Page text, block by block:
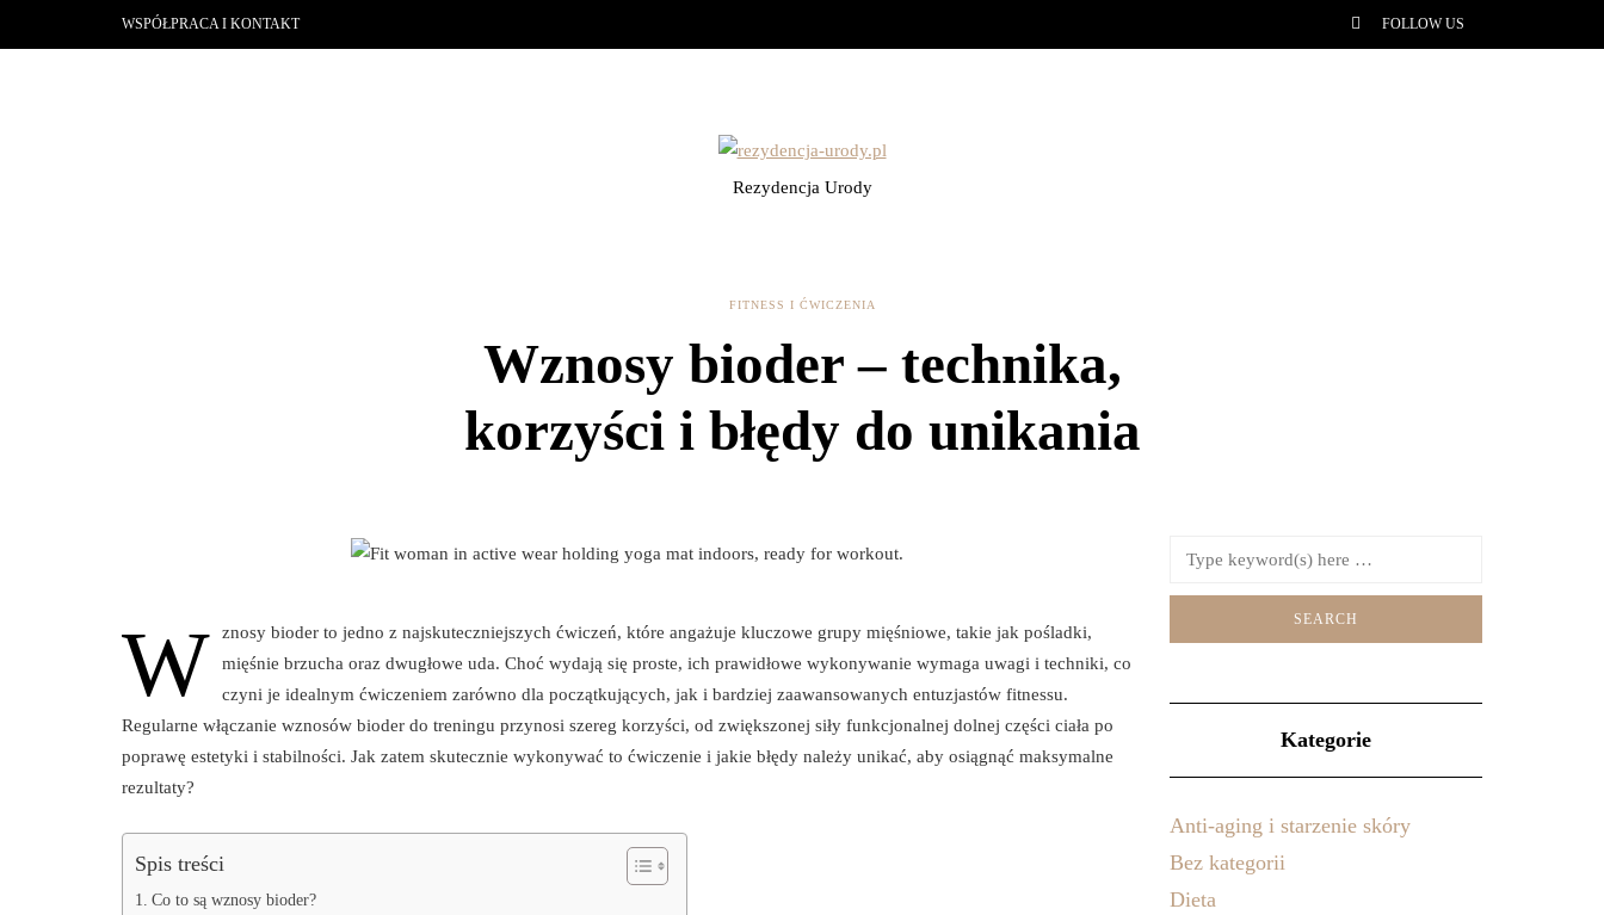
WSPÓŁPRACA I KONTAKT FOLLOW US
Rezydencja Urody
FITNESS I ĆWICZENIA
Wznosy bioder – technika,
korzyści i błędy do unikania
W
znosy bioder to jedno z najskuteczniejszych ćwiczeń, które angażuje kluczowe grupy mięśniowe, takie jak pośladki,
mięśnie brzucha oraz dwugłowe uda. Choć wydają się proste, ich prawidłowe wykonywanie wymaga uwagi i techniki, co
czyni je idealnym ćwiczeniem zarówno dla początkujących, jak i bardziej zaawansowanych entuzjastów fitnessu.
Regularne włączanie wznosów bioder do treningu przynosi szereg korzyści, od zwiększonej siły funkcjonalnej dolnej części ciała po
poprawę estetyki i stabilności. Jak zatem skutecznie wykonywać to ćwiczenie i jakie błędy należy unikać, aby osiągnąć maksymalne
rezultaty?
Spis treści
Co to są wznosy bioder?
Kategorie
Anti-aging i starzenie skóry
Bez kategorii
Dieta